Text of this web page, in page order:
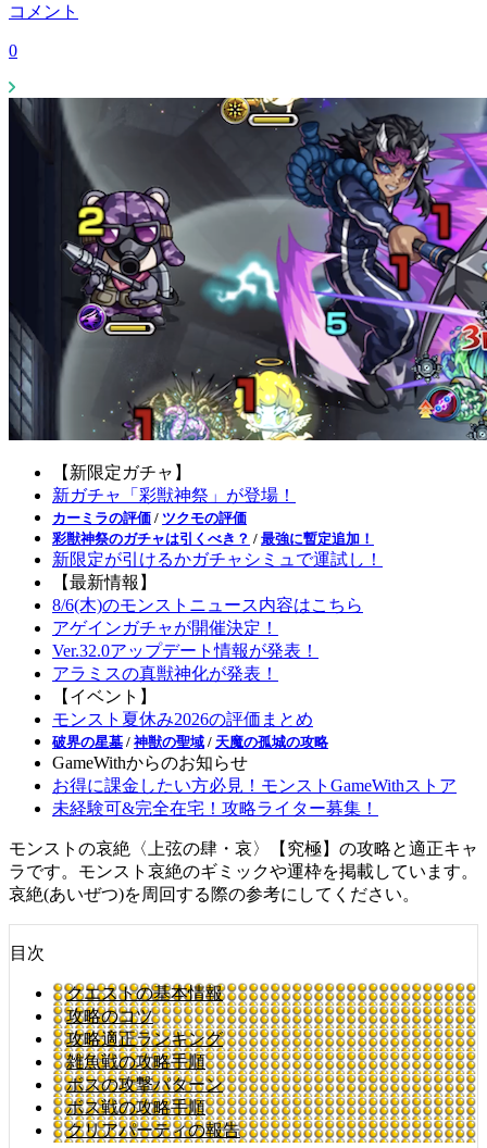
コメント
0
【新限定ガチャ】
新ガチャ「彩獣神祭」が登場！
カーミラの評価 / ツクモの評価
彩獣神祭のガチャは引くべき？ / 最強に暫定追加！
新限定が引けるかガチャシミュで運試し！
【最新情報】
8/6(木)のモンストニュース内容はこちら
アゲインガチャが開催決定！
Ver.32.0アップデート情報が発表！
アラミスの真獣神化が発表！
【イベント】
モンスト夏休み2026の評価まとめ
破界の星墓 / 神獣の聖域 / 天魔の孤城の攻略
GameWithからのお知らせ
お得に課金したい方必見！モンストGameWithストア
未経験可&完全在宅！攻略ライター募集！
モンストの哀絶〈上弦の肆・哀〉【究極】の攻略と適正キャ
ラです。モンスト哀絶のギミックや運枠を掲載しています。
哀絶(あいぜつ)を周回する際の参考にしてください。
目次
クエストの基本情報
攻略のコツ
攻略適正ランキング
雑魚戦の攻略手順
ボスの攻撃パターン
ボス戦の攻略手順
クリアパーティの報告